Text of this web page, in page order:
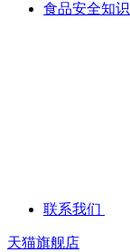
食品安全知识
联系我们
天猫旗舰店